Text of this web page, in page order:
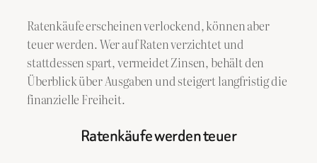
Ratenkäufe erscheinen verlockend, können aber
teuer werden. Wer auf Raten verzichtet und
stattdessen spart, vermeidet Zinsen, behält den
Überblick über Ausgaben und steigert langfristig die
finanzielle Freiheit.
Ratenkäufe werden teuer